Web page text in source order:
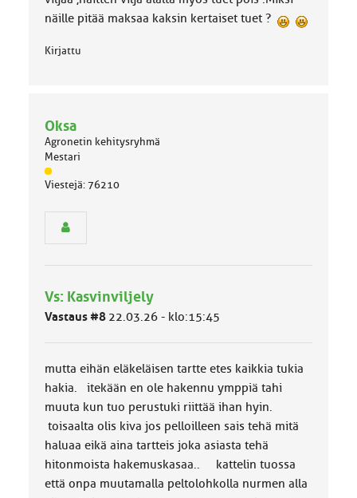
näille pitää maksaa kaksin kertaiset tuet ?
Kirjattu
Oksa
Agronetin kehitysryhmä
Mestari
J
ä
m
ä
k
k
a
Viestejä: 76210
Vs: Kasvinviljely
Vastaus #8 22.03.26 - klo:15:45
mutta eihän eläkeläisen tartte etes kaikkia tukia
hakia. itekään en ole hakennu ymppiä tahi
muuta kun tuo perustuki riittää ihan hyin.
toisaalta olis kiva jos pelloilleen sais tehä mitä
haluaa eikä aina tartteis joka asiasta tehä
hitonmoista hakemuskasaa.. kattelin tuossa
että onpa muutamalla peltolohkolla nurmen alla